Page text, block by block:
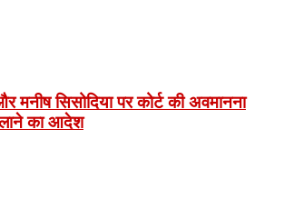
मनीष सिसोदिया पर कोर्ट की अवमानना
का आदेश